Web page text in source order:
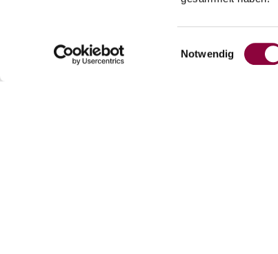
Einwilligungsauswahl
Notwendig